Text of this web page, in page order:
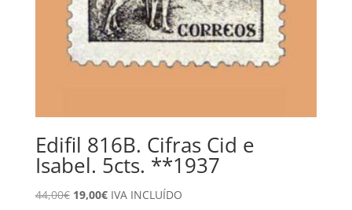
Edifil 816B. Cifras Cid e
Isabel. 5cts. **1937
44,00€ El
19,00€ElIVA INCLUÍDO